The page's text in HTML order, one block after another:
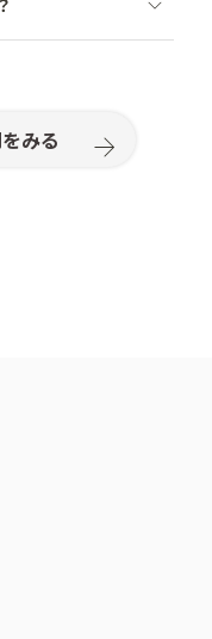
ック
取り消しおよびご注
ている場合は、この
すようお願いいたし
みる